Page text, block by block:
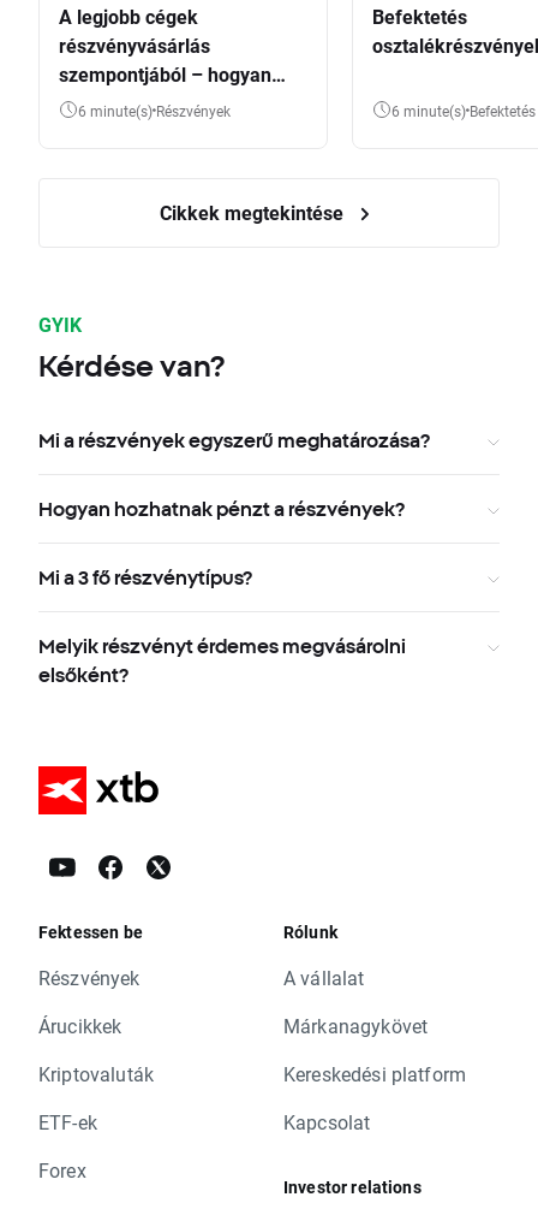
A legjobb cégek
részvényvásárlás
szempontjából – hogyan
válasszunk?
6 minute(s) Részvények
Befektetés
6 minute(s) Befektetés
Cikkek megtekintése
GYIK
Kérdése van?
Mi a részvények egyszerű meghatározása?
Hogyan hozhatnak pénzt a részvények?
Mi a 3 fő részvénytípus?
Melyik részvényt érdemes megvásárolni
elsőként?
Fektessen be
Részvények
Árucikkek
Kriptovaluták
ETF-ek
Forex
Rólunk
A vállalat
Márkanagykövet
Kereskedési platform
Kapcsolat
Investor relations